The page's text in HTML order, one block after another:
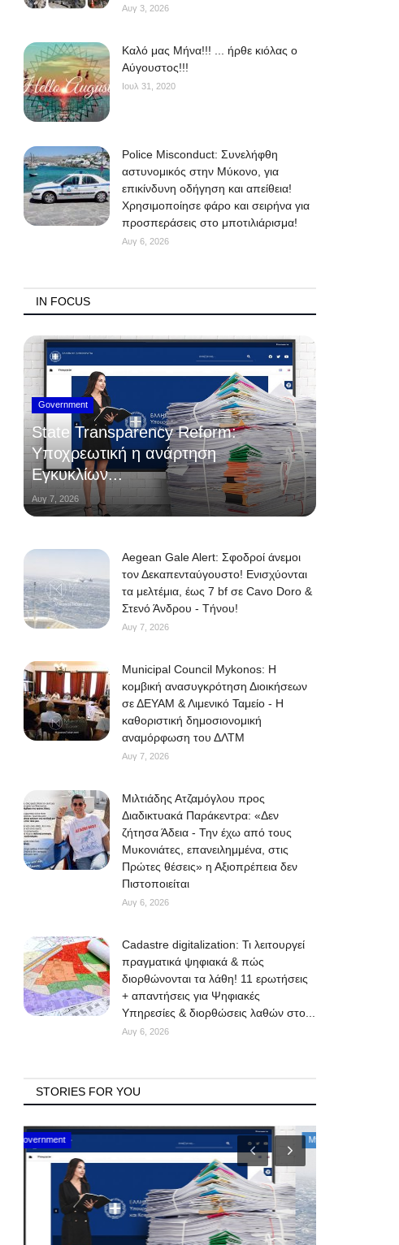
Αυγ 3, 2026
Kαλό μας Μήνα!!! ... ήρθε κιόλας ο
Αύγουστος!!!
Ιουλ 31, 2020
Police Misconduct: Συνελήφθη
αστυνομικός στην Μύκονο, για
επικίνδυνη οδήγηση και απείθεια!
Χρησιμοποίησε φάρο και σειρήνα για
προσπεράσεις στο μποτιλιάρισμα!
Αυγ 6, 2026
IN FOCUS
Government
State Transparency Reform:
Υποχρεωτική η ανάρτηση
Εγκυκλίων...
Αυγ 7, 2026
Aegean Gale Alert: Σφοδροί άνεμοι
τον Δεκαπενταύγουστο! Ενισχύονται
τα μελτέμια, έως 7 bf σε Cavo Doro &
Στενό Άνδρου - Τήνου!
Αυγ 7, 2026
Municipal Council Mykonos: Η
κομβική ανασυγκρότηση Διοικήσεων
σε ΔΕΥΑΜ & Λιμενικό Ταμείο - Η
καθοριστική δημοσιονομική
αναμόρφωση του ΔΛΤΜ
Αυγ 7, 2026
Μιλτιάδης Ατζαμόγλου προς
Διαδικτυακά Παράκεντρα: «Δεν
ζήτησα Άδεια - Την έχω από τους
Μυκονιάτες, επανειλημμένα, στις
Πρώτες θέσεις» η Αξιοπρέπεια δεν
Πιστοποιείται
Αυγ 6, 2026
Cadastre digitalization: Τι λειτουργεί
πραγματικά ψηφιακά & πώς
διορθώνονται τα λάθη! 11 ερωτήσεις
+ απαντήσεις για Ψηφιακές
Υπηρεσίες & διορθώσεις λαθών στο...
Αυγ 6, 2026
STORIES FOR YOU
Mykonos Events